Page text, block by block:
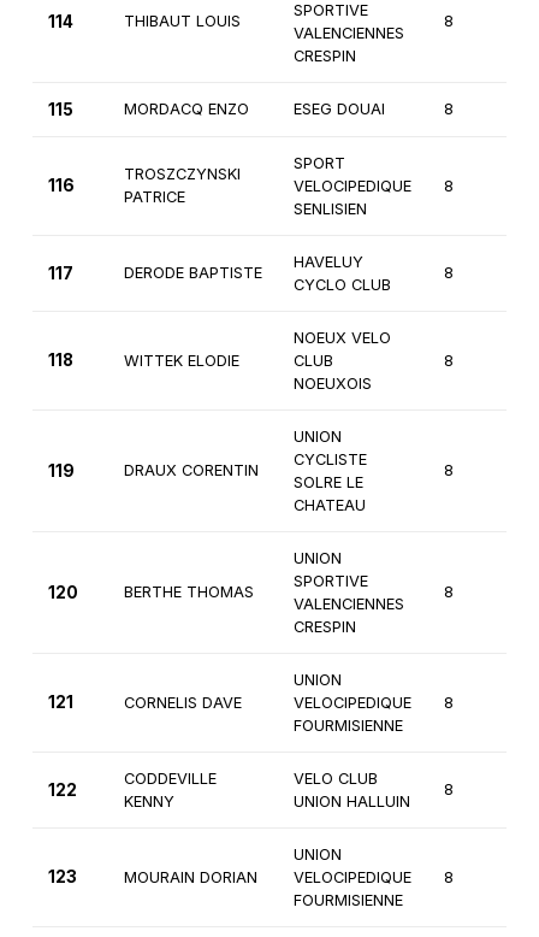
114 THIBAUT LOUIS
SPORTIVE
VALENCIENNES
CRESPIN
8
115 MORDACQ ENZO ESEG DOUAI 8
116
TROSZCZYNSKI
PATRICE
SPORT
VELOCIPEDIQUE
SENLISIEN
8
117 DERODE BAPTISTE
HAVELUY
CYCLO CLUB
8
118 WITTEK ELODIE
NOEUX VELO
CLUB
NOEUXOIS
8
119 DRAUX CORENTIN
UNION
CYCLISTE
SOLRE LE
CHATEAU
8
120 BERTHE THOMAS
UNION
SPORTIVE
VALENCIENNES
CRESPIN
8
121 CORNELIS DAVE
UNION
VELOCIPEDIQUE
FOURMISIENNE
8
122
CODDEVILLE
KENNY
VELO CLUB
UNION HALLUIN
8
123 MOURAIN DORIAN
UNION
VELOCIPEDIQUE
FOURMISIENNE
8